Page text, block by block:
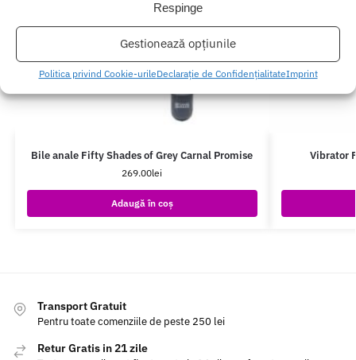
Respinge
Gestionează opțiunile
Politica privind Cookie-urileDeclarație de ConfidențialitateImprint
Bile anale Fifty Shades of Grey Carnal Promise
269.00lei
Adaugă în coș
Vibrator
Transport Gratuit
Pentru toate comenziile de peste 250 lei
Retur Gratis in 21 zile